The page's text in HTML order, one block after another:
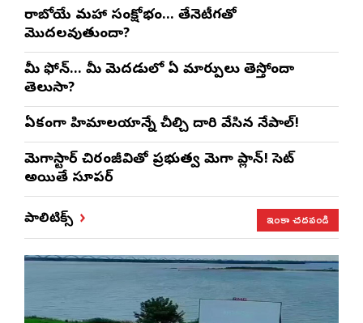
రాబోయే మహా సంక్షోభం… తేనెటీగతో
మొదలవుతుందా?
మీ ఫోన్… మీ మెదడులో ఏ మార్పులు తెస్తోందా
తెలుసా?
ఏకంగా హిమాలయాన్నే చీల్చి దారి వేసిన నేపాల్!
మెగాస్టార్ చిరంజీవితో ప్రభుత్వ మెగా ప్లాన్! సెట్
అయితే సూపర్
పాలిటిక్స్ ఇంకా చదవండి